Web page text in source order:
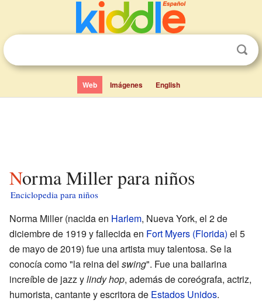
Web Imágenes English
Norma Miller para niños
Enciclopedia para niños
Norma Miller (nacida en Harlem, Nueva York, el 2 de
diciembre de 1919 y fallecida en Fort Myers (Florida) el 5
de mayo de 2019) fue una artista muy talentosa. Se la
conocía como "la reina del swing". Fue una bailarina
increíble de jazz ylindy hop, además de coreógrafa, actriz,
humorista, cantante y escritora de Estados Unidos.